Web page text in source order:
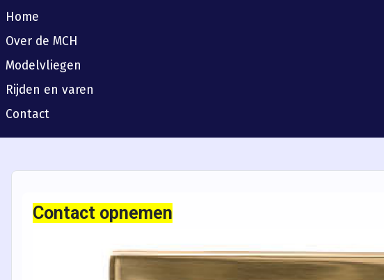
Home
Over de MCH
Modelvliegen
Rijden en varen
Contact
Contact opnemen